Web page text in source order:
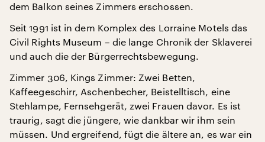
dem Balkon seines Zimmers erschossen.
Seit 1991 ist in dem Komplex des Lorraine Motels das
Civil Rights Museum – die lange Chronik der Sklaverei
und auch die der Bürgerrechtsbewegung.
Zimmer 306, Kings Zimmer: Zwei Betten,
Kaffeegeschirr, Aschenbecher, Beistelltisch, eine
Stehlampe, Fernsehgerät, zwei Frauen davor. Es ist
traurig, sagt die jüngere, wie dankbar wir ihm sein
müssen. Und ergreifend, fügt die ältere an, es war ein